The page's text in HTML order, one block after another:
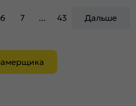
6 7 ... 43 Дальше